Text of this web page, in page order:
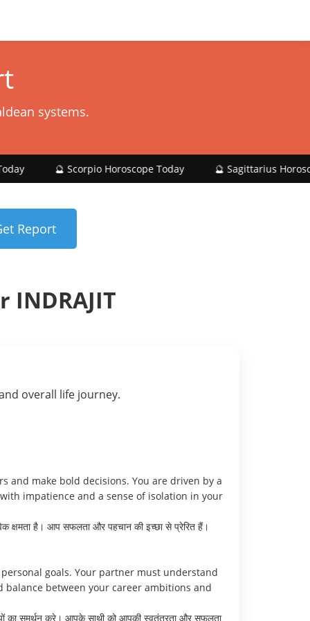
systems.
Scorpio Horoscope Today 🔮 Sagittarius Horoscope Today
overall life journey.
and make bold decisions. You are driven by a
impatience and a sense of isolation in your
क्षमता है। आप सफलता और पहचान की इच्छा से प्रेरित हैं।
goals. Your partner must understand
between your career ambitions and
का समर्थन करे। आपके साथी को आपकी स्वतंत्रता और सफलता